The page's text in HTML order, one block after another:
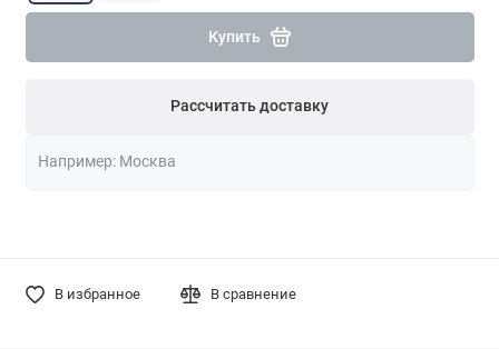
Купить
Рассчитать доставку
В избранное В сравнение